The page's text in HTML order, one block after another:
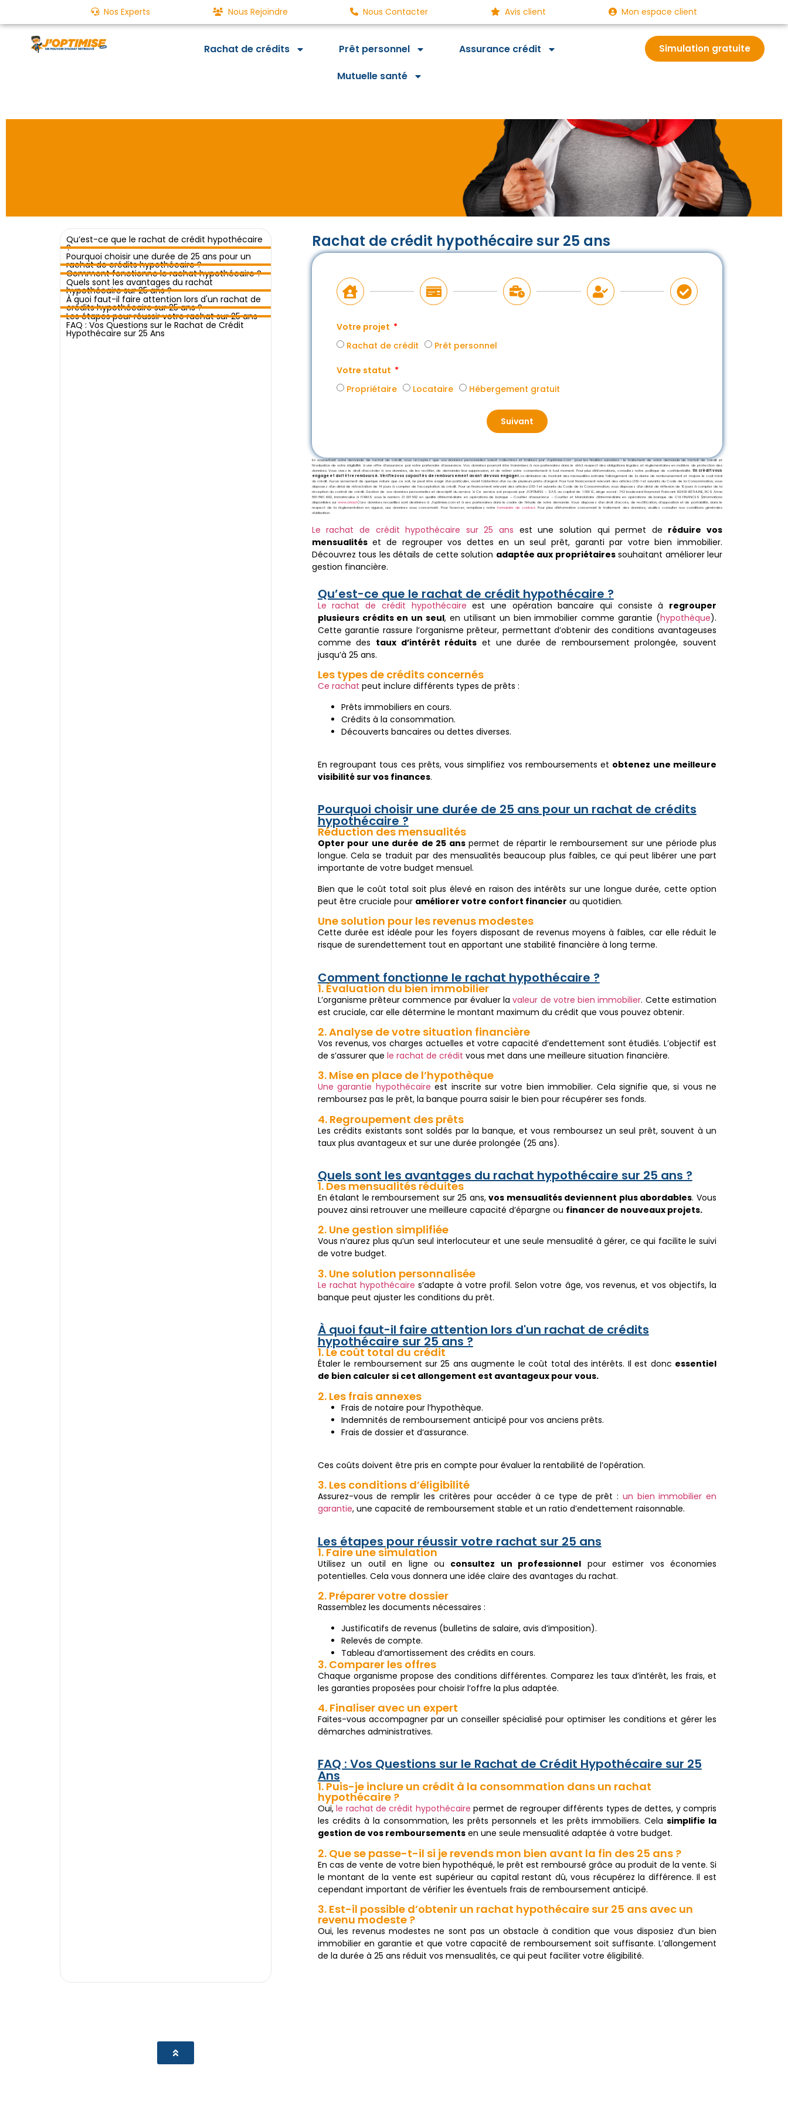
Nos Experts Nous Rejoindre Nous Contacter Avis client Mon espace client
Rachat de crédits Prêt personnel
Assurance crédit
Mutuelle santé
Simulation gratuite
Un rachat de crédits aujourd'hui, des économies demain
Qu’est-ce que le rachat de crédit hypothécaire
?
Pourquoi choisir une durée de 25 ans pour un
rachat de crédits hypothécaire ?
Comment fonctionne le rachat hypothécaire ?
Quels sont les avantages du rachat
hypothécaire sur 25 ans ?
À quoi faut-il faire attention lors d'un rachat de
crédits hypothécaire sur 25 ans ?
Les étapes pour réussir votre rachat sur 25 ans
FAQ : Vos Questions sur le Rachat de Crédit
Hypothécaire sur 25 Ans
Rachat de crédit hypothécaire sur 25 ans
Votre projet
Rachat de crédit
Prêt personnel
Votre statut
Propriétaire
Locataire Hébergement gratuit
Suivant
En soumettant votre demande de rachat de crédit, vous acceptez que vos données personnelles soient collectées et traitées par J’optimise.com pour les finalités suivantes : le traitement de votre demande de rachat de crédit et
l’évaluation de votre éligibilité à une offre d’assurance par notre partenaire d’assurance. Vos données pourront être transmises à nos partenaires dans le strict respect des obligations légales et réglementaires en matière de protection des
données. Vous avez le droit d’accéder à vos données, de les rectifier, de demander leur suppression, et de retirer votre consentement à tout moment. Pour plus d’informations, consultez notre politique de confidentialité. Un crédit vous
engage et doit être remboursé. Vérifiez vos capacités de remboursement avant de vous engager.La diminution du montant des mensualités entraine l’allongement de la durée de remboursement et majore le coût total
du crédit. Aucun versement de quelque nature que ce soit, ne peut être exigé d’un particulier, avant l’obtention d’un ou de plusieurs prêts d’argent. Pour tout financement relevant des articles L312-1 et suivants du Code de la Consommation, vous
disposez d’un délai de rétractation de 14 jours à compter de l’acceptation du crédit. Pour un financement relevant des articles L313-1 et suivants du Code de la Consommation, vous disposez d’un délai de réflexion de 10 jours à compter de la
réception du contrat de crédit. Gestion de vos données personnelles et descriptif du service ⇲ Ce service est proposé par J’OPTIMISE – SAS au capital de 1 000 €, siège social : 742 boulevard Raymond Poincaré 62400 BÉTHUNE, RCS Arras
891 861 692, immatriculée à l’ORIAS sous le numéro 21 001 592 en qualité d’Intermédiaire en opérations de banque – Courtier d’assurance – Courtier et Mandataire d’intermédiaire en opérations de banque de CVL FINANCES (Informations
disponibles sur www.orias.fr) Les données recueillies sont destinées à J’optimise.com et à ses partenaires dans le cadre de l’étude de votre demande. Vous disposez d’un droit d’accès, de rectification, d’opposition et de portabilité, dans le
respect de la réglementation en vigueur, aux données vous concernant. Pour l’exercer, remplissez notre formulaire de contact. Pour plus d’information concernant le traitement des données, veuillez consulter nos conditions générales
d’utilisation.
Le rachat de crédit hypothécaire sur 25 ans est une solution qui permet de réduire vos
mensualitéset de regrouper vos dettes en un seul prêt, garanti par votre bien immobilier.
Découvrez tous les détails de cette solution adaptée aux propriétairessouhaitant améliorer leur
gestion financière.
Qu’est-ce que le rachat de crédit hypothécaire ?
Le rachat de crédit hypothécaire est une opération bancaire qui consiste à regrouper
plusieurs crédits en un seul, en utilisant un bien immobilier comme garantie (hypothèque).
Cette garantie rassure l’organisme prêteur, permettant d’obtenir des conditions avantageuses
comme des taux d’intérêt réduits et une durée de remboursement prolongée, souvent
jusqu’à 25 ans.
Les types de crédits concernés
Ce rachat peut inclure différents types de prêts :
Prêts immobiliers en cours.
Crédits à la consommation.
Découverts bancaires ou dettes diverses.
En regroupant tous ces prêts, vous simplifiez vos remboursements et obtenez une meilleure
visibilité sur vos finances.
Pourquoi choisir une durée de 25 ans pour un rachat de crédits
hypothécaire ?
Réduction des mensualités
Opter pour une durée de 25 anspermet de répartir le remboursement sur une période plus
longue. Cela se traduit par des mensualités beaucoup plus faibles, ce qui peut libérer une part
importante de votre budget mensuel.
Bien que le coût total soit plus élevé en raison des intérêts sur une longue durée, cette option
peut être cruciale pour améliorer votre confort financier au quotidien.
Une solution pour les revenus modestes
Cette durée est idéale pour les foyers disposant de revenus moyens à faibles, car elle réduit le
risque de surendettement tout en apportant une stabilité financière à long terme.
Comment fonctionne le rachat hypothécaire ?
1. Évaluation du bien immobilier
L’organisme prêteur commence par évaluer lavaleur de votre bien immobilier. Cette estimation
est cruciale, car elle détermine le montant maximum du crédit que vous pouvez obtenir.
2. Analyse de votre situation financière
Vos revenus, vos charges actuelles et votre capacité d’endettement sont étudiés. L’objectif est
de s’assurer que le rachat de crédit vous met dans une meilleure situation financière.
3. Mise en place de l’hypothèque
Une garantie hypothécaire est inscrite sur votre bien immobilier. Cela signifie que, si vous ne
remboursez pas le prêt, la banque pourra saisir le bien pour récupérer ses fonds.
4. Regroupement des prêts
Les crédits existants sont soldés par la banque, et vous remboursez un seul prêt, souvent à un
taux plus avantageux et sur une durée prolongée (25 ans).
Quels sont les avantages du rachat hypothécaire sur 25 ans ?
1. Des mensualités réduites
En étalant le remboursement sur 25 ans,vos mensualités deviennent plus abordables. Vous
pouvez ainsi retrouver une meilleure capacité d’épargne ou financer de nouveaux projets.
2. Une gestion simplifiée
Vous n’aurez plus qu’un seul interlocuteur et une seule mensualité à gérer, ce qui facilite le suivi
de votre budget.
3. Une solution personnalisée
Le rachat hypothécaire s’adapte à votre profil. Selon votre âge, vos revenus, et vos objectifs, la
banque peut ajuster les conditions du prêt.
À quoi faut-il faire attention lors d'un rachat de crédits
hypothécaire sur 25 ans ?
1. Le coût total du crédit
Étaler le remboursement sur 25 ans augmente le coût total des intérêts. Il est donc essentiel
de bien calculer si cet allongement est avantageux pour vous.
2. Les frais annexes
Frais de notaire pour l’hypothèque.
Indemnités de remboursement anticipé pour vos anciens prêts.
Frais de dossier et d’assurance.
Ces coûts doivent être pris en compte pour évaluer la rentabilité de l’opération.
3. Les conditions d’éligibilité
Assurez-vous de remplir les critères pour accéder à ce type de prêt : un bien immobilier en
garantie, une capacité de remboursement stable et un ratio d’endettement raisonnable.
Les étapes pour réussir votre rachat sur 25 ans
1. Faire une simulation
Utilisez un outil en ligne ou consultez un professionnel pour estimer vos économies
potentielles. Cela vous donnera une idée claire des avantages du rachat.
2. Préparer votre dossier
Rassemblez les documents nécessaires :
Justificatifs de revenus (bulletins de salaire, avis d’imposition).
Relevés de compte.
Tableau d’amortissement des crédits en cours.
3. Comparer les offres
Chaque organisme propose des conditions différentes. Comparez les taux d’intérêt, les frais, et
les garanties proposées pour choisir l’offre la plus adaptée.
4. Finaliser avec un expert
Faites-vous accompagner par un conseiller spécialisé pour optimiser les conditions et gérer les
démarches administratives.
FAQ : Vos Questions sur le Rachat de Crédit Hypothécaire sur 25
Ans
1. Puis-je inclure un crédit à la consommation dans un rachat
hypothécaire ?
Oui,le rachat de crédit hypothécaire permet de regrouper différents types de dettes, y compris
les crédits à la consommation, les prêts personnels et les prêts immobiliers. Cela simplifie la
gestion de vos remboursementsen une seule mensualité adaptée à votre budget.
2. Que se passe-t-il si je revends mon bien avant la fin des 25 ans ?
En cas de vente de votre bien hypothéqué, le prêt est remboursé grâce au produit de la vente. Si
le montant de la vente est supérieur au capital restant dû, vous récupérez la différence. Il est
cependant important de vérifier les éventuels frais de remboursement anticipé.
3. Est-il possible d’obtenir un rachat hypothécaire sur 25 ans avec un
revenu modeste ?
Oui, les revenus modestes ne sont pas un obstacle à condition que vous disposiez d’un bien
immobilier en garantie et que votre capacité de remboursement soit suffisante. L’allongement
de la durée à 25 ans réduit vos mensualités, ce qui peut faciliter votre éligibilité.